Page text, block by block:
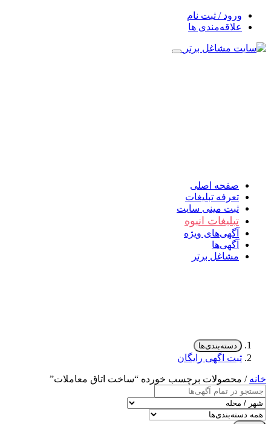
ورود / ثبت نام
علاقه‌مندی ها
صفحه اصلی
تعرفه تبلیغات
ثبت مینی سایت
تبلیغات انبوه
آگهی‌های ویژه
آگهی‌ها
مشاغل برتر
دسته‌بندی‌ها
ثبت اگهی رایگان
خانه / محصولات برچسب خورده “ساخت اتاق معاملات”